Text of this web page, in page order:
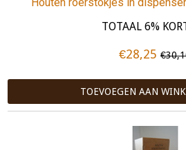
Houten roerstokjes in
TOTAAL 6%
€28,25
TOEVOEGEN AAN